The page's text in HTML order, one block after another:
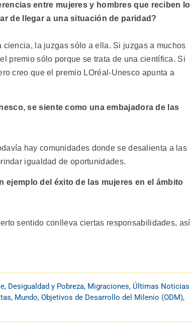
entre mujeres y hombres que reciben
de llegar a una situación de paridad?
la juzgas sólo a ella. Si juzgas a muchos
premio sólo porque se trata de una científica. Si
creo que el premio LOréal-Unesco apunta a
se siente como una embajadora de las
hay comunidades donde se desalienta a las
igualdad de oportunidades.
ejemplo del éxito de las mujeres en el ámbito
sentido conlleva ciertas responsabilidades, así
, Desigualdad y Pobreza, Migraciones, Últimas Noticias
, Mundo, Objetivos de Desarrollo del Milenio (ODM),